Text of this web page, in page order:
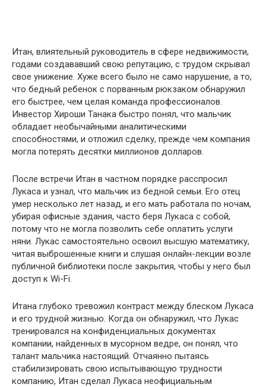
Итан, влиятельный руководитель в сфере недвижимости,
годами создававший свою репутацию, с трудом скрывал
свое унижение. Хуже всего было не само нарушение, а то,
что бедный ребенок с порванным рюкзаком обнаружил
его быстрее, чем целая команда профессионалов.
Инвестор Хироши Танака быстро понял, что мальчик
обладает необычайными аналитическими
способностями, и отложил сделку, прежде чем компания
могла потерять десятки миллионов долларов.
После встречи Итан в частном порядке расспросил
Лукаса и узнал, что мальчик из бедной семьи. Его отец
умер несколько лет назад, и его мать работала по ночам,
убирая офисные здания, часто беря Лукаса с собой,
потому что не могла позволить себе оплатить услуги
няни. Лукас самостоятельно освоил высшую математику,
читая выброшенные книги и слушая онлайн-лекции возле
публичной библиотеки после закрытия, чтобы у него был
доступ к Wi-Fi.
Итана глубоко тревожил контраст между блеском Лукаса
и его трудной жизнью. Когда он обнаружил, что Лукас
тренировался на конфиденциальных документах
компании, найденных в мусорном ведре, он понял, что
талант мальчика настоящий. Отчаянно пытаясь
стабилизировать свою испытывающую трудности
компанию, Итан сделал Лукаса неофициальным